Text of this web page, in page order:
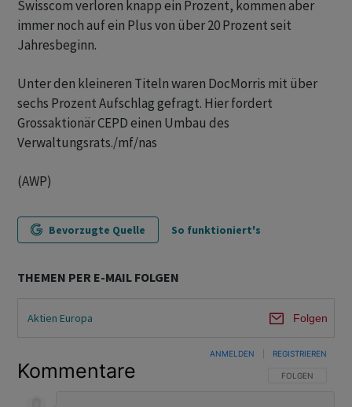
Swisscom verloren knapp ein Prozent, kommen aber
immer noch auf ein Plus von über 20 Prozent seit
Jahresbeginn.
Unter den kleineren Titeln waren DocMorris mit über
sechs Prozent Aufschlag gefragt. Hier fordert
Grossaktionär CEPD einen Umbau des
Verwaltungsrats./mf/nas
(AWP)
Bevorzugte Quelle So funktioniert's
THEMEN PER E-MAIL FOLGEN
Aktien Europa Folgen
Kommentare FOLGE DIESER
FOLGEN
ANMELDEN REGISTRIEREN